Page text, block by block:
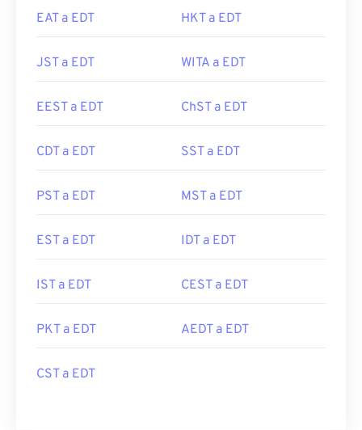
EAT a EDT HKT a EDT
JST a EDT WITA a EDT
EEST a EDT ChST a EDT
CDT a EDT SST a EDT
PST a EDT MST a EDT
EST a EDT IDT a EDT
IST a EDT CEST a EDT
PKT a EDT AEDT a EDT
CST a EDT